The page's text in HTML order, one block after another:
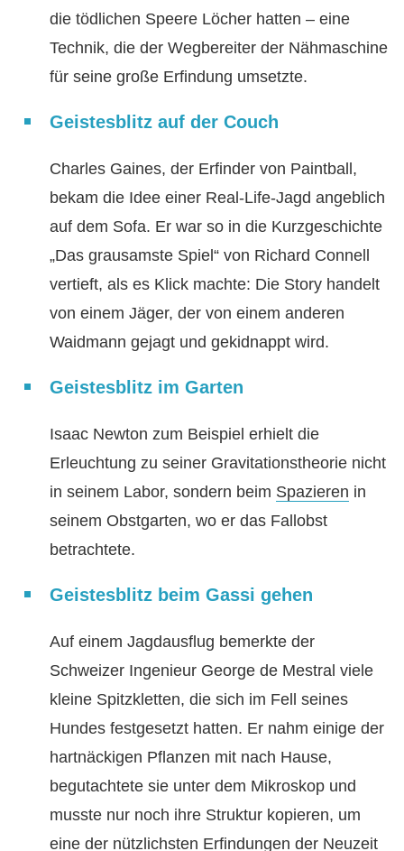
die tödlichen Speere Löcher hatten – eine
Technik, die der Wegbereiter der Nähmaschine
für seine große Erfindung umsetzte.
Geistesblitz auf der Couch
Charles Gaines, der Erfinder von Paintball,
bekam die Idee einer Real-Life-Jagd angeblich
auf dem Sofa. Er war so in die Kurzgeschichte
„Das grausamste Spiel“ von Richard Connell
vertieft, als es Klick machte: Die Story handelt
von einem Jäger, der von einem anderen
Waidmann gejagt und gekidnappt wird.
Geistesblitz im Garten
Isaac Newton zum Beispiel erhielt die
Erleuchtung zu seiner Gravitationstheorie nicht
in seinem Labor, sondern beim Spazieren in
seinem Obstgarten, wo er das Fallobst
betrachtete.
Geistesblitz beim Gassi gehen
Auf einem Jagdausflug bemerkte der
Schweizer Ingenieur George de Mestral viele
kleine Spitzkletten, die sich im Fell seines
Hundes festgesetzt hatten. Er nahm einige der
hartnäckigen Pflanzen mit nach Hause,
begutachtete sie unter dem Mikroskop und
musste nur noch ihre Struktur kopieren, um
eine der nützlichsten Erfindungen der Neuzeit